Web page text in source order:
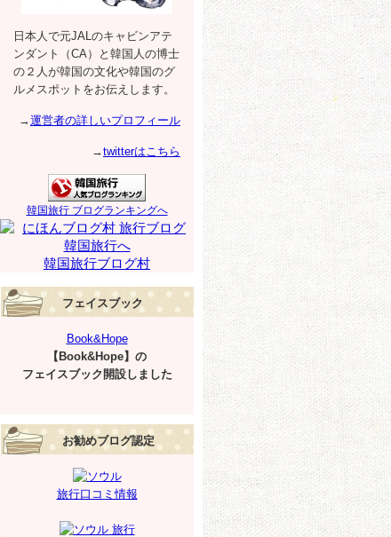
日本人で元JALのキャビンアテ
ンダント（CA）と韓国人の博士
の２人が韓国の文化や韓国のグ
ルメスポットをお伝えします。
→運営者の詳しいプロフィール
→twitterはこちら
韓国旅行 ブログランキングへ
韓国旅行ブログ村
フェイスブック
Book&Hope
【Book&Hope】の
フェイスブック開設しました
お勧めブログ認定
旅行口コミ情報